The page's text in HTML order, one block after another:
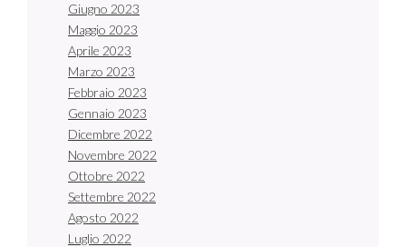
Giugno 2023
Maggio 2023
Aprile 2023
Marzo 2023
Febbraio 2023
Gennaio 2023
Dicembre 2022
Novembre 2022
Ottobre 2022
Settembre 2022
Agosto 2022
Luglio 2022